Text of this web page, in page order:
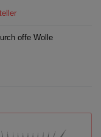
offe Wolle